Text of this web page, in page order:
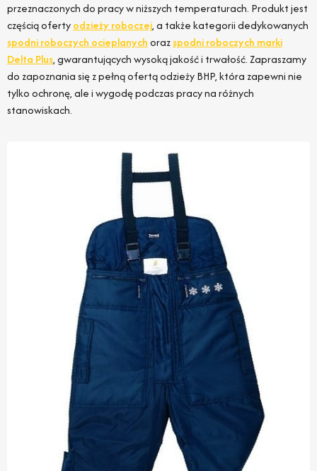
przeznaczonych do pracy w niższych temperaturach. Produkt jest
częścią ofertyodzieży roboczej, a także kategorii dedykowanych
spodni roboczych ocieplanychorazspodni roboczych marki
Delta Plus, gwarantujących wysoką jakość i trwałość. Zapraszamy
do zapoznania się z pełną ofertą odzieży BHP, która zapewni nie
tylko ochronę, ale i wygodę podczas pracy na różnych
stanowiskach.